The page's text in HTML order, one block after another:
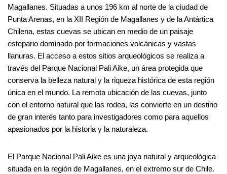
Magallanes. Situadas a unos 196 km al norte de la ciudad de
Punta Arenas, en la XII Región de Magallanes y de la Antártica
Chilena, estas cuevas se ubican en medio de un paisaje
estepario dominado por formaciones volcánicas y vastas
llanuras. El acceso a estos sitios arqueológicos se realiza a
través del Parque Nacional Pali Aike, un área protegida que
conserva la belleza natural y la riqueza histórica de esta región
única en el mundo. La remota ubicación de las cuevas, junto
con el entorno natural que las rodea, las convierte en un destino
de gran interés tanto para investigadores como para aquellos
apasionados por la historia y la naturaleza.
El Parque Nacional Pali Aike es una joya natural y arqueológica
situada en la región de Magallanes, en el extremo sur de Chile.